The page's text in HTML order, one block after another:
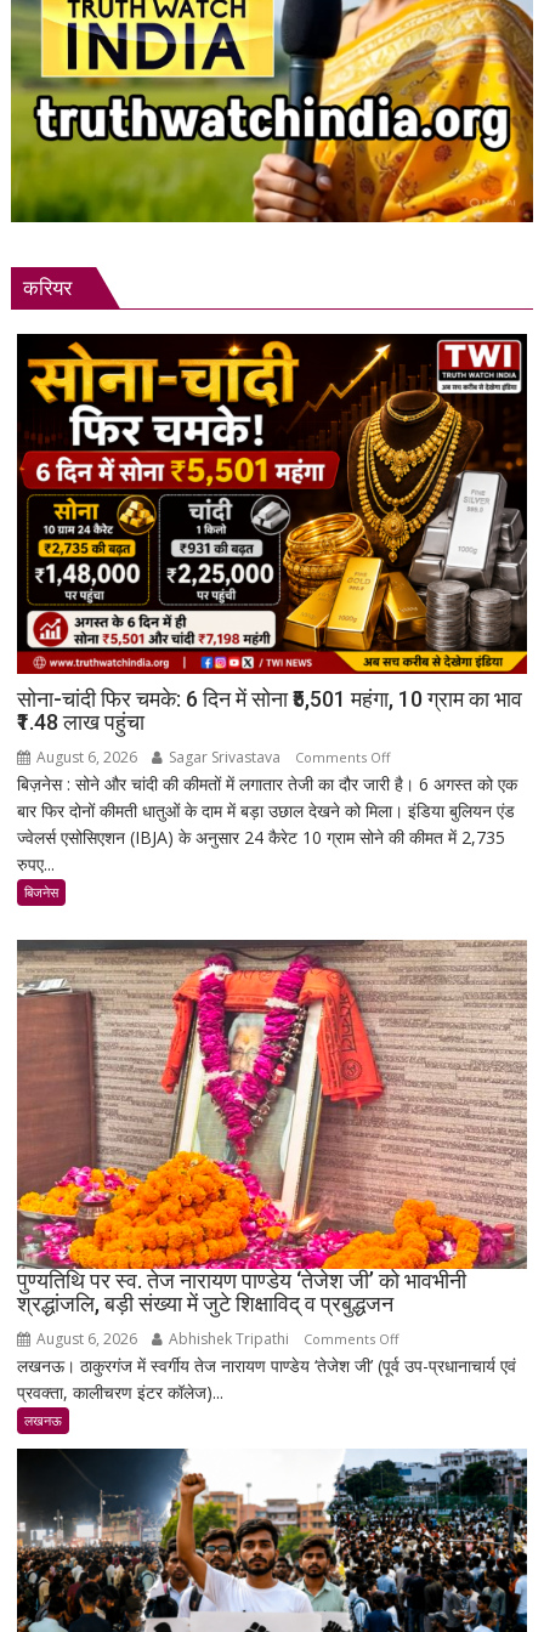
करियर
सोना-चांदी फिर चमके: 6 दिन में सोना ₹5,501 महंगा, 10 ग्राम का भाव
₹1.48 लाख पहुंचा
August 6, 2026 Sagar Srivastava Comments Offon
सोना-
चांदी
फिर
में
सोना
₹5,501
महंगा,
10
ग्राम
का
भाव
₹1.48
लाख
पहुंचा
बिज़नेस : सोने और चांदी की कीमतों में लगातार तेजी का दौर जारी है। 6 अगस्त को एक
बार फिर दोनों कीमती धातुओं के दाम में बड़ा उछाल देखने को मिला। इंडिया बुलियन एंड
ज्वेलर्स एसोसिएशन (IBJA) के अनुसार 24 कैरेट 10 ग्राम सोने की कीमत में 2,735
रुपए...
बिजनेस
पुण्यतिथि पर स्व. तेज नारायण पाण्डेय ‘तेजेश जी’ को भावभीनी
श्रद्धांजलि, बड़ी संख्या में जुटे शिक्षाविद् व प्रबुद्धजन
August 6, 2026 Abhishek Tripathi Comments Offon
पुण्यतिथि
नारायण
पाण्डेय
‘तेजेश
जी’
को
भावभीनी
लखनऊ। ठाकुरगंज में स्वर्गीय तेज नारायण पाण्डेय ‘तेजेश जी’ (पूर्व उप-प्रधानाचार्य एवं
प्रवक्ता, कालीचरण इंटर कॉलेज)...
लखनऊ